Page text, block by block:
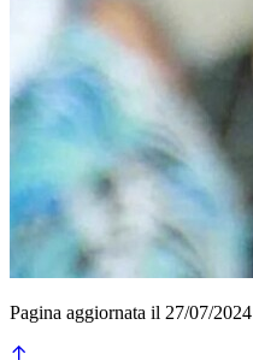
Pagina aggiornata il 27/07/2024